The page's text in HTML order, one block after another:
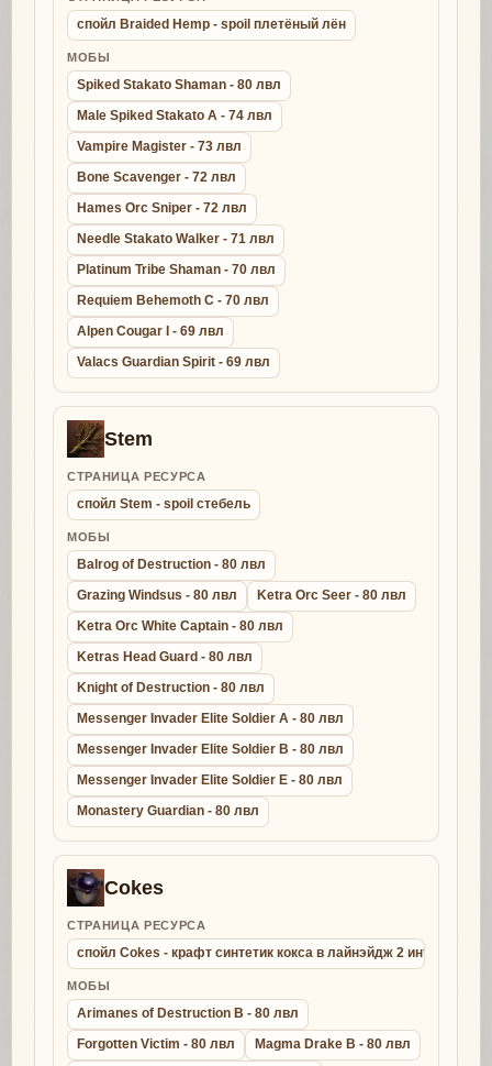
спойл Braided Hemp - spoil плетёный лён
МОБЫ
Spiked Stakato Shaman - 80 лвл
Male Spiked Stakato A - 74 лвл
Vampire Magister - 73 лвл
Bone Scavenger - 72 лвл
Hames Orc Sniper - 72 лвл
Needle Stakato Walker - 71 лвл
Platinum Tribe Shaman - 70 лвл
Requiem Behemoth C - 70 лвл
Alpen Cougar I - 69 лвл
Valacs Guardian Spirit - 69 лвл
Stem
СТРАНИЦА РЕСУРСА
спойл Stem - spoil стебель
МОБЫ
Balrog of Destruction - 80 лвл
Grazing Windsus - 80 лвл
Ketra Orc Seer - 80 лвл
Ketra Orc White Captain - 80 лвл
Ketras Head Guard - 80 лвл
Knight of Destruction - 80 лвл
Messenger Invader Elite Soldier A - 80 лвл
Messenger Invader Elite Soldier B - 80 лвл
Messenger Invader Elite Soldier E - 80 лвл
Monastery Guardian - 80 лвл
Cokes
СТРАНИЦА РЕСУРСА
спойл Cokes - крафт синтетик кокса в лайнэйдж 2 интерлюд
МОБЫ
Arimanes of Destruction B - 80 лвл
Forgotten Victim - 80 лвл
Magma Drake B - 80 лвл